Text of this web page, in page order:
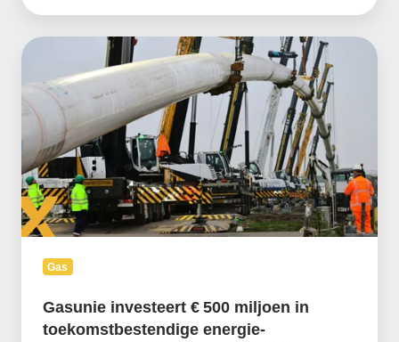
Gasunie
€ 500
miljoen
in
toekomstbestendige
energie-
infrastructuur
in
eerste
helft
2025
Gas
Gasunie investeert € 500 miljoen in
toekomstbestendige energie-